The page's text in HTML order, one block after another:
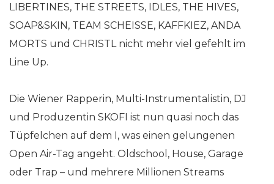
LIBERTINES, THE STREETS, IDLES, THE HIVES,
SOAP&SKIN, TEAM SCHEISSE, KAFFKIEZ, ANDA
MORTS und CHRISTL nicht mehr viel gefehlt im
Line Up.
Die Wiener Rapperin, Multi-Instrumentalistin, DJ
und Produzentin SKOFI ist nun quasi noch das
Tüpfelchen auf dem I, was einen gelungenen
Open Air-Tag angeht. Oldschool, House, Garage
oder Trap – und mehrere Millionen Streams